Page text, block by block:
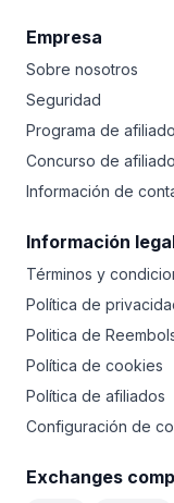
Empresa
Sobre nosotros
Seguridad
Programa de
Concurso de
Información de
Información
Términos y
Política de
Politica de
Política de cookies
Política de afiliados
Configuración de
Exchanges